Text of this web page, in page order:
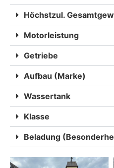
Höchstzul.
Motorleistung
Getriebe
Aufbau (Marke)
Wassertank
Klasse
Beladung